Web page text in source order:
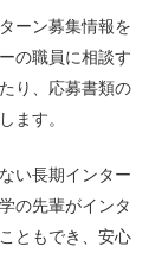
ーン募集情報を
の職員に相談す
り、応募書類の
ます。
い長期インター
の先輩がインタ
ともでき、安心